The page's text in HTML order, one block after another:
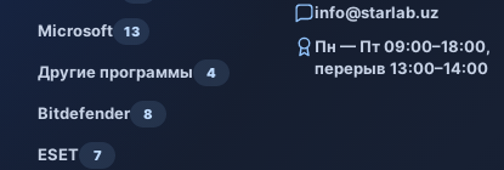
Microsoft 13
Другие программы 4
Bitdefender 8
ESET 7
info@starlab.uz
Пн — Пт 09:00–18:00,
перерыв 13:00–14:00